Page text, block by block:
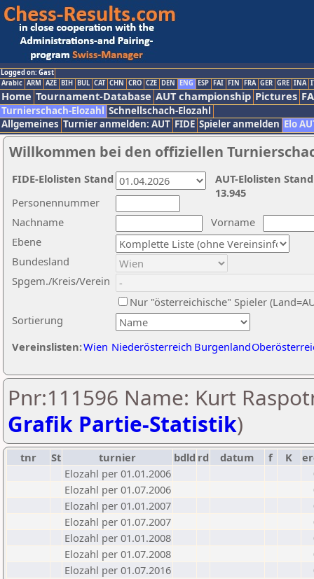
Logged on: Gast
Arabic ARM AZE BIH BUL CAT CHN CRO CZE DEN ENG ESP FAI FIN FRA GER GRE INA
Home Tournament-Database AUT championship Pictures
Turnierschach-Elozahl Schnellschach-Elozahl
Allgemeines Turnier anmelden: AUT FIDE Spieler anmelden Elo
Willkommen bei den offiziellen
Nachname
Vorname
Ebene
Sortierung
Personennummer
Bundesland
Spgem./Kreis/Verein
Nur "österreichische" Spieler
Vereinslisten:Wien Niederösterreich Burgenland
AUT-Elolisten
13.945
FIDE-Elolisten Stand
Pnr:111596 Name: Kurt
Grafik Partie-Statistik)
tnr St turnier bdld rd datum f K
Elozahl per 01.01.2006
Elozahl per 01.07.2006
Elozahl per 01.01.2007
Elozahl per 01.07.2007
Elozahl per 01.01.2008
Elozahl per 01.07.2008
Elozahl per 01.07.2016